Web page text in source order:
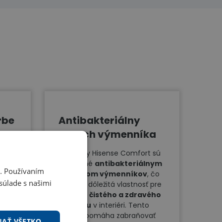
Antibakteriálny
povrch výmenníka
Jednotky Hisense Comfort sú
vybavené antibakteriálnym
povrchom výmenníkov, čo
je veľmi dôležitá vlastnosť pre
čistého a zdravého
vzduchu v interiéri. Tento
povrch pomáha zabraňovať
Používaním
s našimi